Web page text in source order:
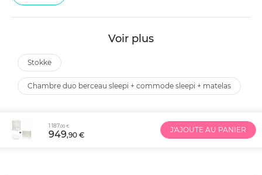
Voir plus
stokke
chambre duo berceau sleepi + commode sleepi + matelas
1 187,00 €
949,90 €
J'AJOUTE AU PANIER